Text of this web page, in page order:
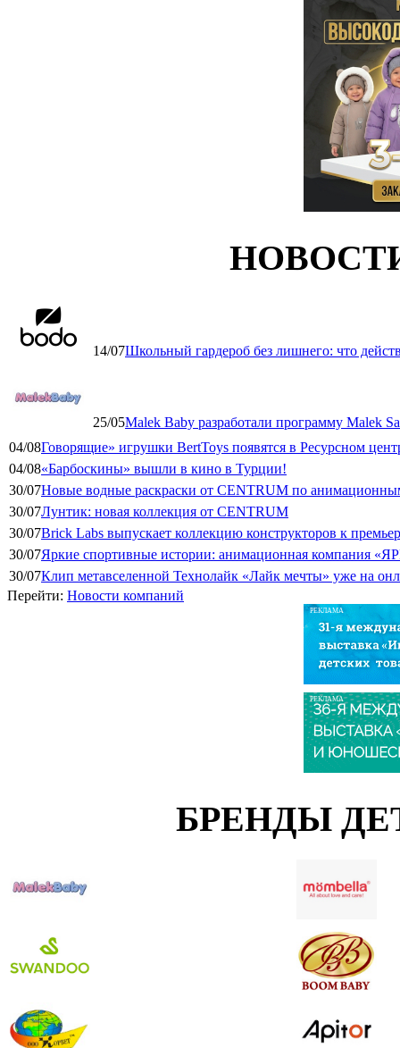
14/07Школьный гардероб без лишнего: что
25/05Malek Baby разработали программу Malek
04/08Говорящие» игрушки BertToys появятся в Ресурсном
04/08«Барбоскины» вышли в кино в Турции!
30/07Новые водные раскраски от CENTRUM по
30/07Лунтик: новая коллекция от CENTRUM
30/07Brick Labs выпускает коллекцию конструкторов к
30/07Яркие спортивные истории: анимационная компания
30/07Клип метавселенной Технолайк «Лайк мечты» уже на
Перейти: Новости компаний
РЕКЛАМА
РЕКЛАМА
БРЕНДЫ